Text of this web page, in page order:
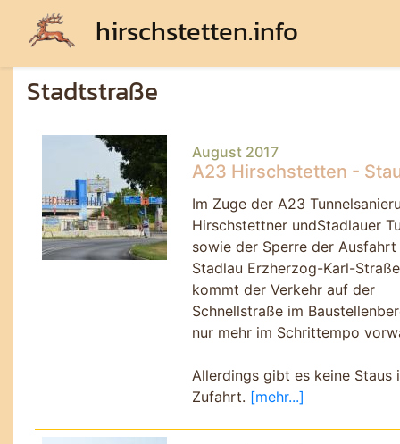
hirschstetten.info
Stadtstraße
August 2017
A23 Hirschstetten -
Im Zuge der A23
Hirschstettner undStadlauer
sowie der Sperre der Ausfahrt
Stadlau Erzherzog-Karl-Straße
kommt der Verkehr auf der
Schnellstraße im
nur mehr im Schrittempo
Allerdings gibt es keine Staus
Zufahrt. [mehr...]